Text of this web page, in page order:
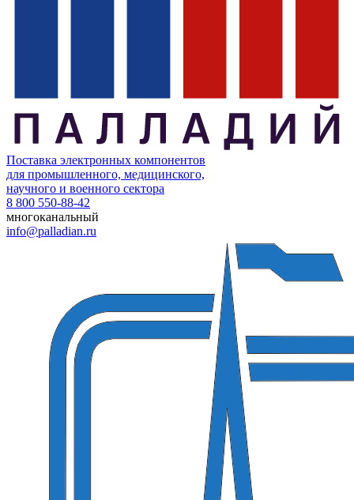
Поставка электронных компонентов
для промышленного, медицинского,
научного и военного сектора
8 800 550-88-42
многоканальный
info@palladian.ru